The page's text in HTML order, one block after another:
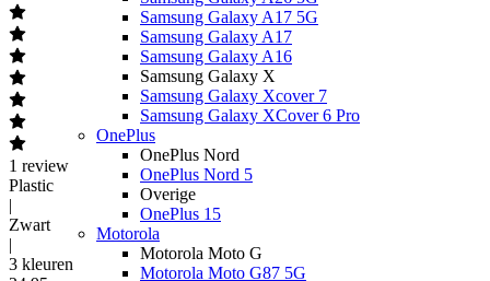
Samsung Galaxy A17 5G
Samsung Galaxy A17
Samsung Galaxy A16
Samsung Galaxy X
Samsung Galaxy Xcover 7
Samsung Galaxy XCover 6 Pro
OnePlus
OnePlus Nord
OnePlus Nord 5
Overige
OnePlus 15
Motorola
Motorola Moto G
Motorola Moto G87 5G
1 review
Plastic
|
Zwart
|
3 kleuren